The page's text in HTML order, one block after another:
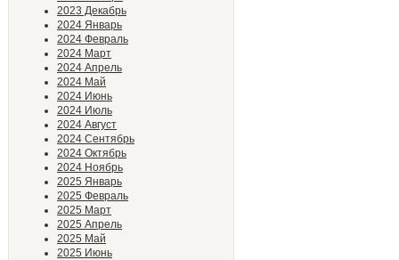
2023 Декабрь
2024 Январь
2024 Февраль
2024 Март
2024 Апрель
2024 Май
2024 Июнь
2024 Июль
2024 Август
2024 Сентябрь
2024 Октябрь
2024 Ноябрь
2025 Январь
2025 Февраль
2025 Март
2025 Апрель
2025 Май
2025 Июнь